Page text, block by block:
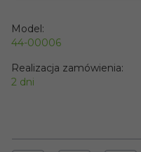
Model:
44-00006
Realizacja zamówienia:
2 dni